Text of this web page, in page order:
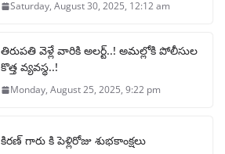
Saturday, August 30, 2025, 12:12 am
తిరుపతి వెళ్లే వారికి అలర్ట్..! అమల్లోకి పోలీసుల
కొత్త వ్యవస్థ..!
Monday, August 25, 2025, 9:22 pm
కిరణ్ గారు కి పెళ్లిరోజు శుభకాంక్షలు